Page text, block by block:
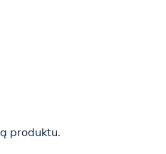
produktu.